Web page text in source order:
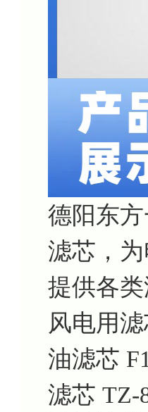
德阳东
滤芯，
提供各
风电用滤
油滤芯
滤芯 TZ-